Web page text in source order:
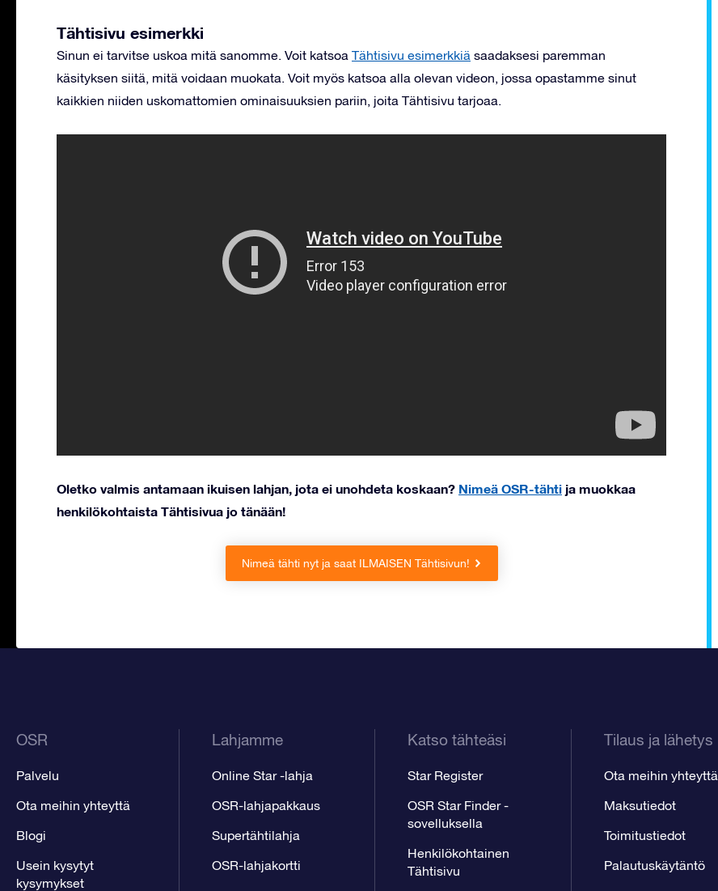
Tähtisivu esimerkki
Sinun ei tarvitse uskoa mitä sanomme. Voit katsoa Tähtisivu esimerkkiä saadaksesi paremman
käsityksen siitä, mitä voidaan muokata. Voit myös katsoa alla olevan videon, jossa opastamme sinut
kaikkien niiden uskomattomien ominaisuuksien pariin, joita Tähtisivu tarjoaa.
Oletko valmis antamaan ikuisen lahjan, jota ei unohdeta koskaan? Nimeä OSR-tähti ja muokkaa
henkilökohtaista Tähtisivua jo tänään!
Nimeä tähti nyt ja saat ILMAISEN Tähtisivun!
OSR
Palvelu
Ota meihin yhteyttä
Blogi
Usein kysytyt
kysymykset
Lahjamme
Online Star -lahja
OSR-lahjapakkaus
Supertähtilahja
OSR-lahjakortti
Katso tähteäsi
Star Register
OSR Star Finder -
sovelluksella
Henkilökohtainen
Tähtisivu
Tilaus ja lähetys
Ota meihin yhteyttä
Maksutiedot
Toimitustiedot
Palautuskäytäntö